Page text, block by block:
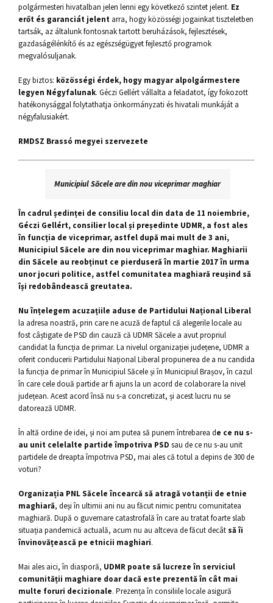
polgármesteri hivatalban jelen lenni egy következő szintet jelent. Ez
erőt és garanciát jelent arra, hogy közösségi jogainkat tiszteletben
tartsák, az általunk fontosnak tartott beruházások, fejlesztések,
gazdaságélénkítő és az egészségügyet fejlesztő programok
megvalósuljanak.
Egy biztos: közösségi érdek, hogy magyar alpolgármestere
legyen Négyfalunak. Géczi Gellért vállalta a feladatot, így fokozott
hatékonysággal folytathatja önkormányzati és hivatali munkáját a
négyfalusiakért.
RMDSZ Brassó megyei szervezete
Municipiul Săcele are din nou viceprimar maghiar
În cadrul ședinței de consiliu local din data de 11 noiembrie,
Géczi Gellért, consilier local și președinte UDMR, a fost ales
în funcția de viceprimar, astfel după mai mult de 3 ani,
Municipiul Săcele are din nou viceprimar maghiar. Maghiarii
din Săcele au reobținut ce pierduseră în martie 2017 în urma
unor jocuri politice, astfel comunitatea maghiară reușind să
își redobândească greutatea.
Nu înțelegem acuzațiile aduse de Partidului Național Liberal
la adresa noastră, prin care ne acuză de faptul că alegerile locale au
fost câștigate de PSD din cauză că UDMR Săcele a avut propriul
candidat la funcția de primar. La nivelul organizației județene, UDMR a
oferit conducerii Partidului Național Liberal propunerea de a nu candida
la funcția de primar în Municipiul Săcele și în Municipiul Brașov, în cazul
în care cele două partide ar fi ajuns la un acord de colaborare la nivel
județean. Acest acord însă nu s-a concretizat, și acest lucru nu se
datorează UDMR.
În altă ordine de idei, și noi am putea să punem întrebarea de ce nu s-
au unit celelalte partide împotriva PSD sau de ce nu s-au unit
partidele de dreapta împotriva PSD, mai ales că totul a depins de 300 de
voturi?
Organizația PNL Săcele încearcă să atragă votanții de etnie
maghiară, deși în ultimii ani nu au făcut nimic pentru comunitatea
maghiară. După o guvernare catastrofală în care au tratat foarte slab
situația pandemică actuală, acum nu au altceva de făcut decât să îi
învinovățească pe etnicii maghiari.
Mai ales aici, în diasporă, UDMR poate să lucreze în serviciul
comunității maghiare doar dacă este prezentă în cât mai
multe foruri decizionale. Prezența în consiliile locale asigură